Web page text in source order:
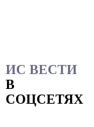
ИС ВЕСТИ
В
СОЦСЕТЯХ